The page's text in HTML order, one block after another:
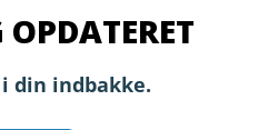
din indbakke.